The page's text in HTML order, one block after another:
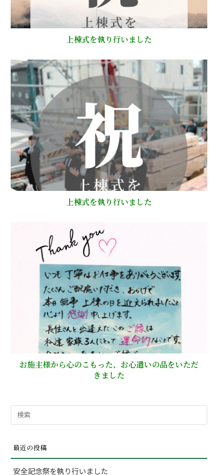
上棟式を執り行いました
上棟式を執り行いました
お施主様から心のこもった、お心遣いの品をいただ
きました
索
象:
最近の投稿
安全記念祭を執り行いました